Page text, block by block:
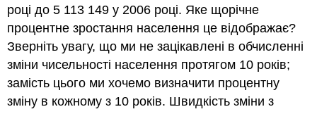
році до 5 113 149 у 2006 році. Яке щорічне
процентне зростання населення це відображає?
Зверніть увагу, що ми не зацікавлені в обчисленні
зміни чисельності населення протягом 10 років;
замість цього ми хочемо визначити процентну
зміну в кожному з 10 років. Швидкість зміни з